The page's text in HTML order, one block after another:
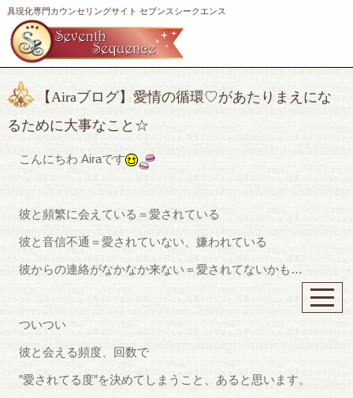
具現化専門カウンセリングサイト セブンスシークエンス
【Airaブログ】愛情の循環♡があたりまえにな
るために大事なこと☆
こんにちわ Airaです
彼と頻繁に会えている＝愛されている
彼と音信不通＝愛されていない、嫌われている
彼からの連絡がなかなか来ない＝愛されてないかも…
ついつい
彼と会える頻度、回数で
”愛されてる度”を決めてしまうこと、あると思います。